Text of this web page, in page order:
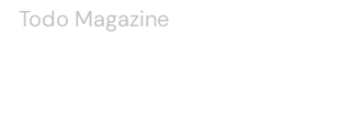
Todo Magazine